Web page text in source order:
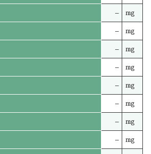
– mg
– mg
– mg
– mg
– mg
– mg
– mg
– mg